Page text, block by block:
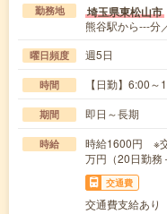
勤務地 埼玉県東松山市
熊谷駅から---分
曜日頻度 週5日
時間 【日勤】6:00
期間 即日～長期
時給
時給1600円 ※
万円（20日勤務
交通費
交通費支給あり